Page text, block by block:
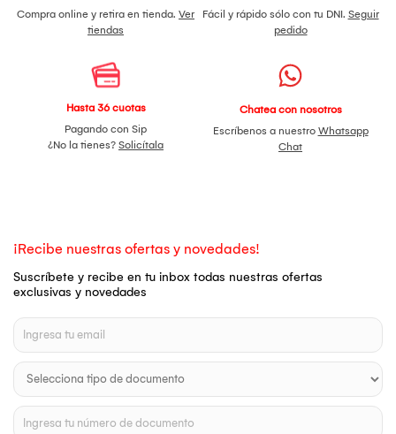
Compra online y retira en tienda. Ver
tiendas
Fácil y rápido sólo con tu DNI. Seguir
pedido
Hasta 36 cuotas
Pagando con Sip
¿No la tienes? Solicítala
Chatea con nosotros
Escríbenos a nuestro Whatsapp
Chat
¡Recibe nuestras ofertas y novedades!
Suscríbete y recibe en tu inbox todas nuestras ofertas
exclusivas y novedades